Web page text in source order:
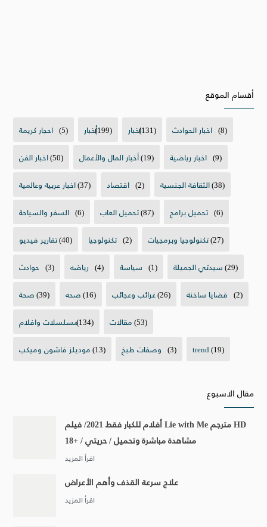
أقسام الموقع
احجار كريمة (5) أخبار(199) اخبار(131) اخبار الحوادث (8)
اخبار الفن(50) أخبار المال والأعمال(19) اخبار رياضية (9)
اخبار عربية وعالمية(37) اقتصاد (2) الثقافة الجنسية(38)
السفر والسياحة (6) تحميل العاب(87) تحميل برامج (6)
تقارير فيديو(40) تكنولوجيا (2) تكنولوجيا وبرمجيات(27)
حوادث (3) رياضه (4) سياسة (1) سيدتي الجميلة(29)
صحة(39) صحه(16) غرائب وعجائب(26) قضايا ساخنة (2)
مسلسلات وافلام(134) مقالات(53)
موديلز فاشون وميكب(13) وصفات طبخ (3) trend(19)
مقال الاسبوع
أفلام للكبار فقط 2021/ فيلم Lie with Me مترجم HD
مشاهدة مباشرة وتحميل / حريتي / +18
علاج سرعة القذف وأهم الأعراض